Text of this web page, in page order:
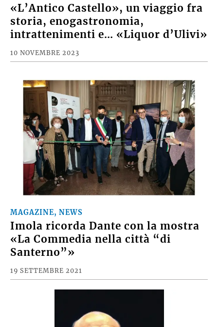
«L’Antico Castello», un viaggio fra
storia, enogastronomia,
intrattenimenti e… «Liquor d’Ulivi»
10 NOVEMBRE 2023
MAGAZINE, NEWS
Imola ricorda Dante con la mostra
«La Commedia nella città “di
Santerno”»
19 SETTEMBRE 2021